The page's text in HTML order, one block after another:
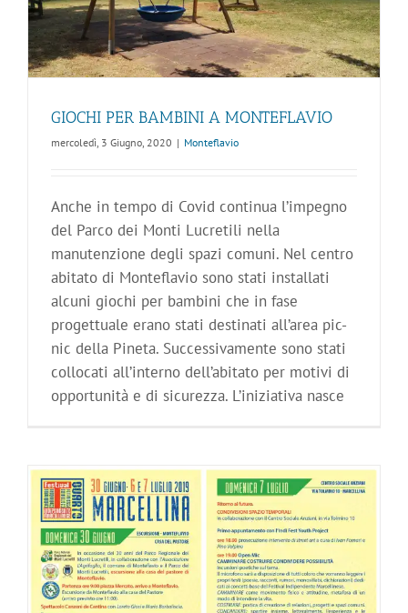
GIOCHI PER BAMBINI A MONTEFLAVIO
mercoledì, 3 Giugno, 2020 | Monteflavio
Anche in tempo di Covid continua l’impegno
del Parco dei Monti Lucretili nella
manutenzione degli spazi comuni. Nel centro
abitato di Monteflavio sono stati installati
alcuni giochi per bambini che in fase
progettuale erano stati destinati all’area pic-
nic della Pineta. Successivamente sono stati
collocati all’interno dell’abitato per motivi di
opportunità e di sicurezza. L’iniziativa nasce